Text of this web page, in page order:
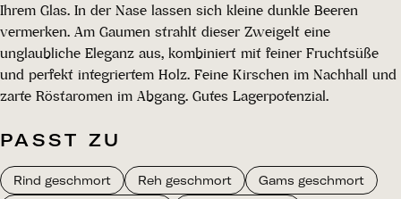
Ihrem Glas. In der Nase lassen sich kleine dunkle Beeren
vermerken. Am Gaumen strahlt dieser Zweigelt eine
unglaubliche Eleganz aus, kombiniert mit feiner Fruchtsüße
und perfekt integriertem Holz. Feine Kirschen im Nachhall und
zarte Röstaromen im Abgang. Gutes Lagerpotenzial.
PASST ZU
Rind geschmort Reh geschmort
Gams geschmort